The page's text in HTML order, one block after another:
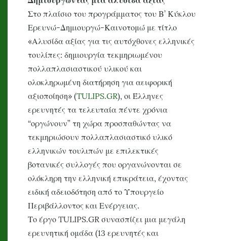
Στο πλαίσιο του προγράμματος του Β’ Κύκλου
Ερευνώ-Δημιουργώ-Καινοτομώ με τίτλο
«Αλυσίδα αξίας για τις αυτόχθονες ελληνικές
τουλίπες: δημιουργία τεκμηριωμένου
πολλαπλασιαστικού υλικού και
ολοκληρωμένη διατήρηση για αειφορική
αξιοποίηση» (TULIPS.GR), οι Έλληνες
ερευνητές τα τελευταία πέντε χρόνια
“οργώνουν” τη χώρα προσπαθώντας να
τεκμηριώσουν πολλαπλασιαστικό υλικό
ελληνικών τουλιπών με επιλεκτικές
βοτανικές συλλογές που οργανώνονται σε
ολόκληρη την ελληνική επικράτεια, έχοντας
ειδική αδειοδότηση από το Υπουργείο
Περιβάλλοντος και Ενέργειας.
Το έργο TULIPS.GR συνασπίζει μια μεγάλη
ερευνητική ομάδα (13 ερευνητές και